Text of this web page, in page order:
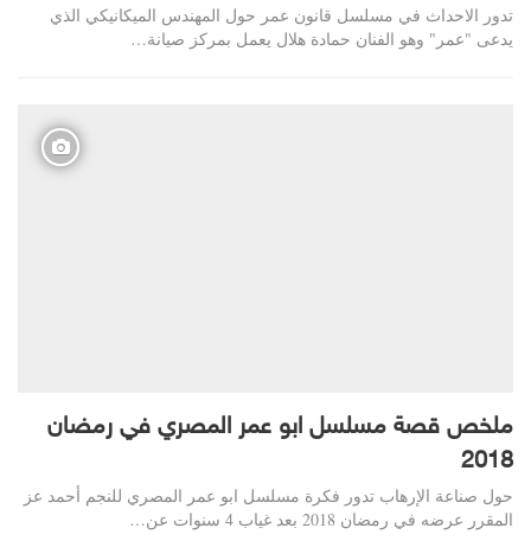
تدور الاحداث في مسلسل قانون عمر حول المهندس الميكانيكي الذي
يدعى "عمر" وهو الفنان حمادة هلال يعمل بمركز صيانة…
ملخص قصة مسلسل ابو عمر المصري في رمضان
2018
حول صناعة الإرهاب تدور فكرة مسلسل ابو عمر المصري للنجم أحمد عز
المقرر عرضه في رمضان 2018 بعد غياب 4 سنوات عن…